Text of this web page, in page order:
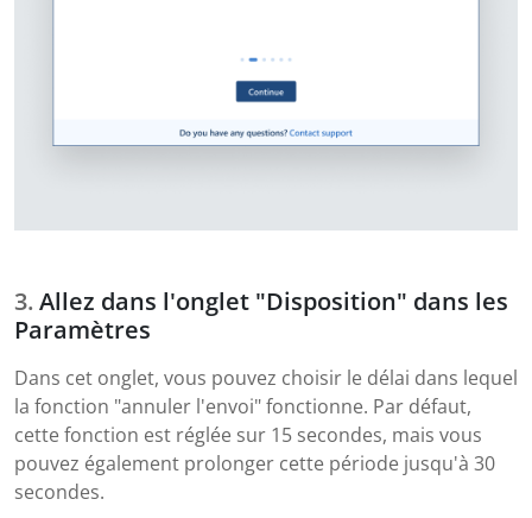
Allez dans l'onglet "Disposition" dans les
Paramètres
Dans cet onglet, vous pouvez choisir le délai dans lequel
la fonction "annuler l'envoi" fonctionne. Par défaut,
cette fonction est réglée sur 15 secondes, mais vous
pouvez également prolonger cette période jusqu'à 30
secondes.